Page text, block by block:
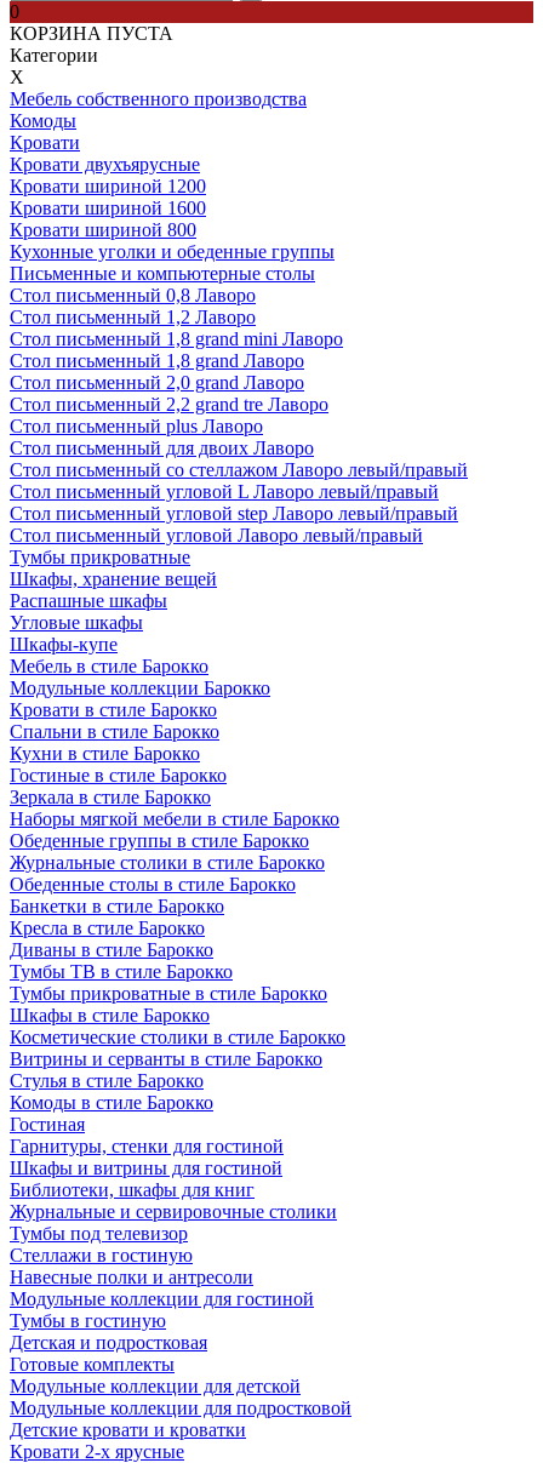
0
КОРЗИНА ПУСТА
Категории
Х
Мебель собственного производства
Комоды
Кровати
Кровати двухъярусные
Кровати шириной 1200
Кровати шириной 1600
Кровати шириной 800
Кухонные уголки и обеденные группы
Письменные и компьютерные столы
Стол письменный 0,8 Лаворо
Стол письменный 1,2 Лаворо
Стол письменный 1,8 grand mini Лаворо
Стол письменный 1,8 grand Лаворо
Стол письменный 2,0 grand Лаворо
Стол письменный 2,2 grand tre Лаворо
Стол письменный plus Лаворо
Стол письменный для двоих Лаворо
Стол письменный со стеллажом Лаворо левый/правый
Стол письменный угловой L Лаворо левый/правый
Стол письменный угловой step Лаворо левый/правый
Стол письменный угловой Лаворо левый/правый
Тумбы прикроватные
Шкафы, хранение вещей
Распашные шкафы
Угловые шкафы
Шкафы-купе
Мебель в стиле Барокко
Модульные коллекции Барокко
Кровати в стиле Барокко
Спальни в стиле Барокко
Кухни в стиле Барокко
Гостиные в стиле Барокко
Зеркала в стиле Барокко
Наборы мягкой мебели в стиле Барокко
Обеденные группы в стиле Барокко
Журнальные столики в стиле Барокко
Обеденные столы в стиле Барокко
Банкетки в стиле Барокко
Кресла в стиле Барокко
Диваны в стиле Барокко
Тумбы ТВ в стиле Барокко
Тумбы прикроватные в стиле Барокко
Шкафы в стиле Барокко
Косметические столики в стиле Барокко
Витрины и серванты в стиле Барокко
Стулья в стиле Барокко
Комоды в стиле Барокко
Гостиная
Гарнитуры, стенки для гостиной
Шкафы и витрины для гостиной
Библиотеки, шкафы для книг
Журнальные и сервировочные столики
Тумбы под телевизор
Стеллажи в гостиную
Навесные полки и антресоли
Модульные коллекции для гостиной
Тумбы в гостиную
Детская и подростковая
Готовые комплекты
Модульные коллекции для детской
Модульные коллекции для подростковой
Детские кровати и кроватки
Кровати 2-х ярусные